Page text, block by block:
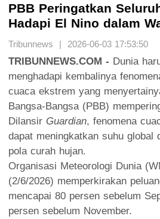
PBB Peringatkan
Hadapi El Nino dalam
Tribunnews | 2026-06-03 17:53:50
TRIBUNNEWS.COM - Dunia
menghadapi kembalinya
cuaca ekstrem yang
Bangsa-Bangsa (PBB)
Dilansir Guardian, fenomena
dapat meningkatkan suhu global
pola curah hujan.
Organisasi Meteorologi Dunia
(2/6/2026) memperkirakan
mencapai 80 persen sebelum
persen sebelum November.